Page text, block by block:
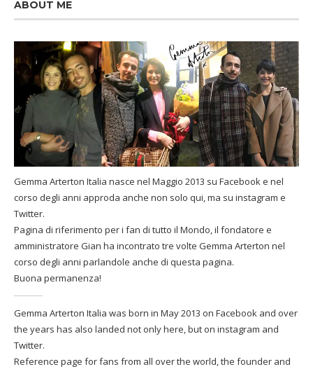
ABOUT ME
Gemma Arterton Italia nasce nel Maggio 2013 su Facebook e nel
corso degli anni approda anche non solo qui, ma su instagram e
Twitter.
Pagina di riferimento per i fan di tutto il Mondo, il fondatore e
amministratore Gian ha incontrato tre volte Gemma Arterton nel
corso degli anni parlandole anche di questa pagina.
Buona permanenza!
Gemma Arterton Italia was born in May 2013 on Facebook and over
the years has also landed not only here, but on instagram and
Twitter.
Reference page for fans from all over the world, the founder and